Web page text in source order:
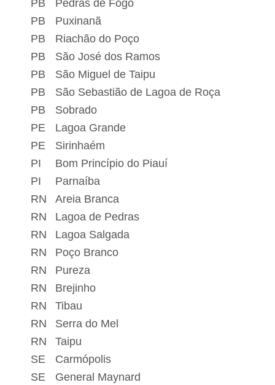
PB
Pedras de Fogo
PB
Puxinanã
PB
Riachão do Poço
PB
São José dos Ramos
PB
São Miguel de Taipu
PB
São Sebastião de Lagoa de Roça
PB
Sobrado
PE
Lagoa Grande
PE
Sirinhaém
PI
Bom Princípio do Piauí
PI
Parnaíba
RN
Areia Branca
RN
Lagoa de Pedras
RN
Lagoa Salgada
RN
Poço Branco
RN
Pureza
RN
Brejinho
RN
Tibau
RN
Serra do Mel
RN
Taipu
SE
Carmópolis
SE
General Maynard